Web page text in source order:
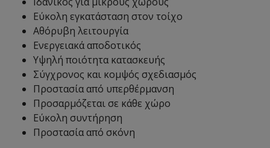
Εύκολη εγκατάσταση στον τοίχο
Αθόρυβη λειτουργία
Ενεργειακά αποδοτικός
Υψηλή ποιότητα κατασκευής
Σύγχρονος και κομψός σχεδιασμός
Προστασία από υπερθέρμανση
Προσαρμόζεται σε κάθε χώρο
Εύκολη συντήρηση
Προστασία από σκόνη